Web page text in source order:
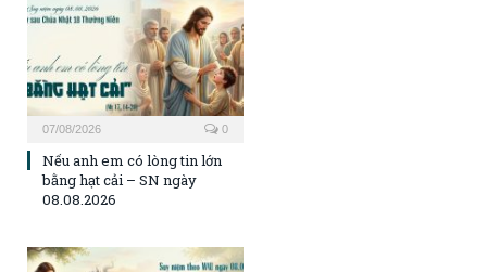
07/08/2026 0
Nếu anh em có lòng tin lớn
bằng hạt cải – SN ngày
08.08.2026